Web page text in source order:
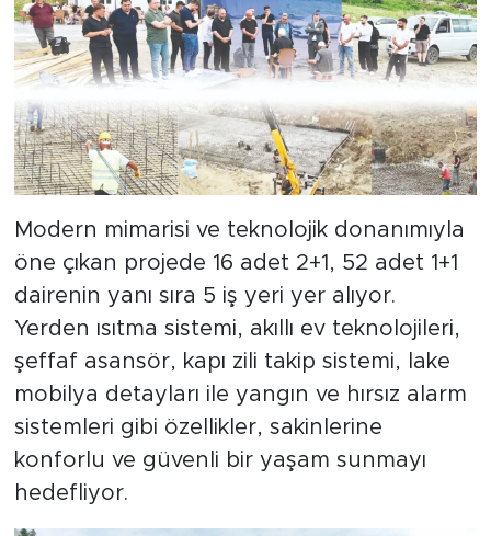
Modern mimarisi ve teknolojik donanımıyla
öne çıkan projede 16 adet 2+1, 52 adet 1+1
dairenin yanı sıra 5 iş yeri yer alıyor.
Yerden ısıtma sistemi, akıllı ev teknolojileri,
şeffaf asansör, kapı zili takip sistemi, lake
mobilya detayları ile yangın ve hırsız alarm
sistemleri gibi özellikler, sakinlerine
konforlu ve güvenli bir yaşam sunmayı
hedefliyor.